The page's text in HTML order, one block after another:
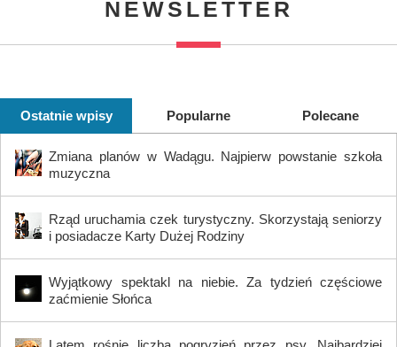
NEWSLETTER
Ostatnie wpisy Popularne Polecane
Zmiana planów w Wadągu. Najpierw powstanie szkoła
muzyczna
Rząd uruchamia czek turystyczny. Skorzystają seniorzy
i posiadacze Karty Dużej Rodziny
Wyjątkowy spektakl na niebie. Za tydzień częściowe
zaćmienie Słońca